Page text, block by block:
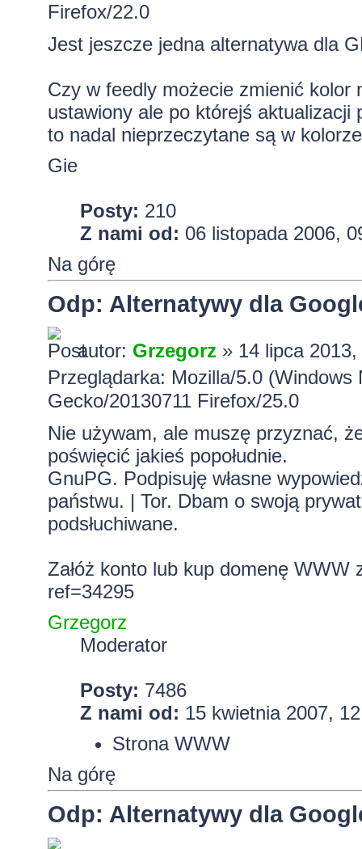
Firefox/22.0
Jest jeszcze jedna alternatywa dla
Czy w feedly możecie zmienić kolor
ustawiony ale po którejś aktualizacji
to nadal nieprzeczytane są w
Gie
Posty: 210
Z nami od: 06 listopada 2006,
Na górę
Odp: Alternatywy dla
autor: Grzegorz» 14 lipca 2013,
Przeglądarka: Mozilla/5.0
Gecko/20130711 Firefox/25.0
Nie używam, ale muszę przyznać,
poświęcić jakieś popołudnie.
GnuPG. Podpisuję własne
państwu. | Tor. Dbam o swoją
podsłuchiwane.
Załóż konto lub kup domenę
ref=34295
Grzegorz
Moderator
Posty: 7486
Z nami od: 15 kwietnia 2007,
Strona WWW
Na górę
Odp: Alternatywy dla